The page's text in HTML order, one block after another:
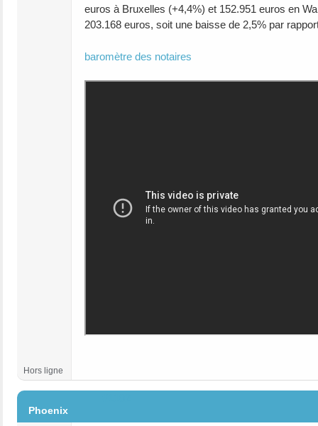
euros à Bruxelles (+4,4%) et 152.951 euros en
203.168 euros, soit une baisse de 2,5% par
baromètre des notaires
Hors ligne
Phoenix